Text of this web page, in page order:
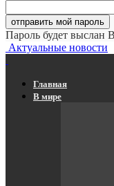
Пароль будет выслан
Актуальные новости
Главная
В мире